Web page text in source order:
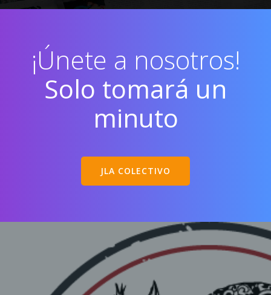
¡Únete a nosotros!
Solo tomará un
minuto
JLA COLECTIVO